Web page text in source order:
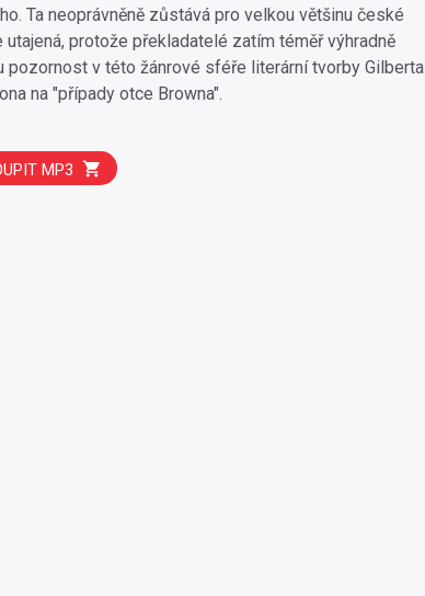
Ta neoprávněně zůstává pro velkou většinu české
protože překladatelé zatím téměř výhradně
pozornost v této žánrové sféře literární tvorby Gilberta
na "případy otce Browna".
MP3